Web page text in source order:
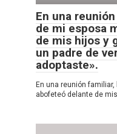
En una
de mi esposa
de mis hijos y
un padre de
adoptaste».
En una reunión
abofeteó delante de mis